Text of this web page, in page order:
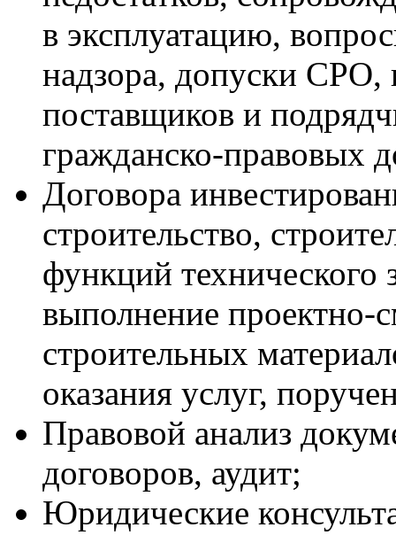
в эксплуатацию,
надзора, допуски СРО,
поставщиков и
гражданско-правовых
Договора
строительство,
функций технического
выполнение проектно-
строительных
оказания услуг,
Правовой анализ
договоров, аудит;
Юридические